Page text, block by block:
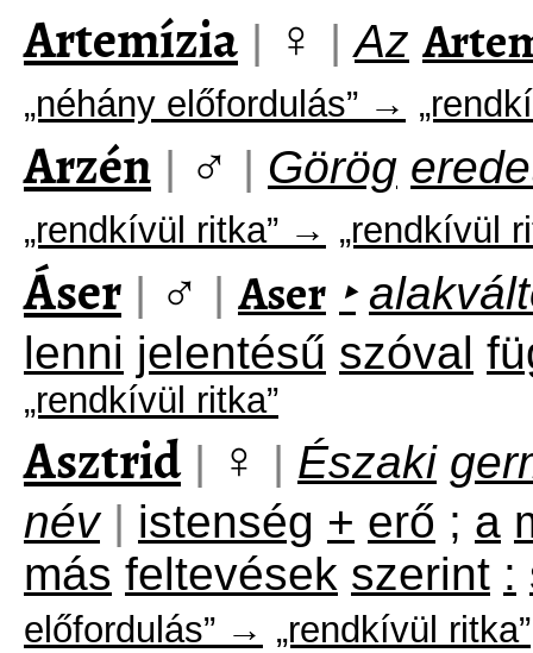
Artemízia | ♀ | Az
„néhány előfordulás” →
Arzén | ♂ | Görög
„rendkívül ritka” → „rendkívül
Áser | ♂ | Aser ‣
lenni jelentésű szóval
„rendkívül ritka”
Asztrid | ♀ | Északi
név | istenség + erő ; a
más feltevések szerint :
előfordulás” → „rendkívül ritka”